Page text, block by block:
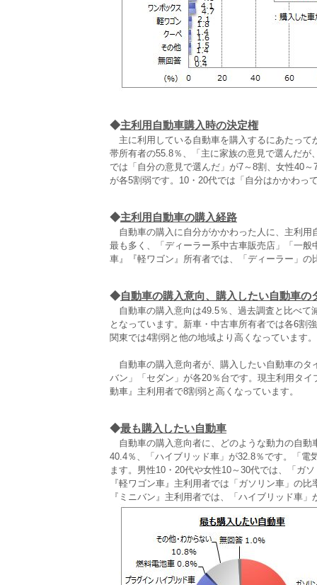
◆主利用自動車購入時の決定権
主に利用している自動車を購入するにあたって
帯所有者の55.8％、「主に家族の意見で選んだ
では「自分の意見で選んだ」が7～8割、女性40
が各5割弱です。10・20代では「自分はかかわっ
◆主利用自動車の購入経路
自動車の購入に自分がかかわった人に、主利用
最も多く、「ディーラー系中古車販売店」「一
車』『軽ワゴン』所有者では、「ディーラー」の
◆自動車の購入意向、購入したい自動車の
自動車の購入意向は49.5％、過去調査と比べて
となっています。新車・中古車所有者では各6割
関東では4割弱と他の地域より高くなっています。
自動車の購入意向者が、購入したい自動車のタ
バン」「セダン」が各20％台です。現主利用タ
動車』主利用者で8割弱と高くなっています。
◆最も購入したい自動車
自動車の購入意向者に、どのような動力の自動
40.4％、「ハイブリッド車」が32.8％です。「
ます。男性10・20代や女性10～30代では、「ガ
『軽ワゴン車』主利用者では「ガソリン車」の
『ミニバン』主利用者では、「ハイブリッド車